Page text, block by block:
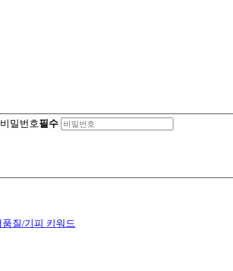
비밀번호필수